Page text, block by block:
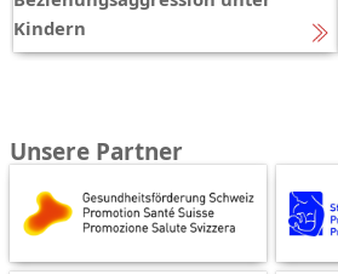
Kindern
Unsere Partner